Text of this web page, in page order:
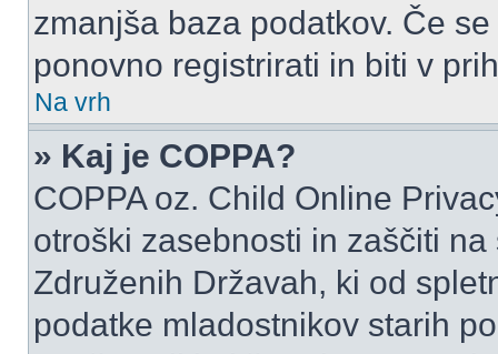
zmanjša baza podatkov. Če
ponovno registrirati in biti v
Na vrh
» Kaj je COPPA?
COPPA oz. Child Online
otroški zasebnosti in zaščiti
Združenih Državah, ki od
podatke mladostnikov starih